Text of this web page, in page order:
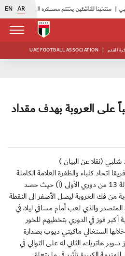
EN AR
| منتخبنا للناشئين يختتم معسكره الخارجي في صربيا |
UAE FOOTBALL ASSOCIATION | القدم
على العروبة بهدف مقداد
(نقلا عن البيان )
2012 : حقق فريقا اتحاد كلباء والظفرة العلامة الكاملة
من خلال افتتاحية مباريات الجولة 13 من دوري الأولى (أ) حيث حصد
من فك العروبة ليصل الأصفر الى النقطة
المتصدر والذي لعب أمام مسافي ليلا، في
فوز في الدوري بتخطيهم للخور
من خلالها السنغالي ماكيتي ديوب بصدارة
أن أحرز سوبر هاتريك، الثاني له على التوالي في